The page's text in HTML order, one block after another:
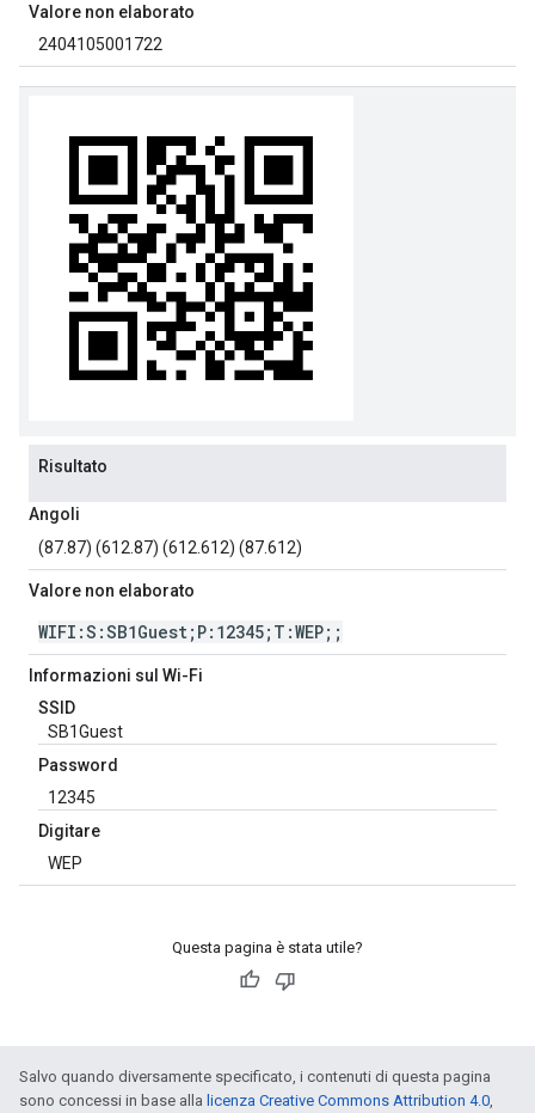
Valore non elaborato
2404105001722
Risultato
Angoli
(87.87) (612.87) (612.612) (87.612)
Valore non elaborato
WIFI:S:SB1Guest;P:12345;T:WEP;;
Informazioni sul Wi-Fi
SSID
SB1Guest
Password
12345
Digitare
WEP
Questa pagina è stata utile?
Salvo quando diversamente specificato, i contenuti di questa pagina
sono concessi in base alla licenza Creative Commons Attribution 4.0